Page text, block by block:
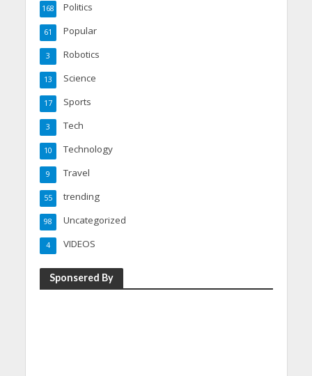
Politics
168
Popular
61
Robotics
3
Science
13
Sports
17
Tech
3
Technology
10
Travel
9
trending
55
Uncategorized
98
VIDEOS
4
Sponsered By